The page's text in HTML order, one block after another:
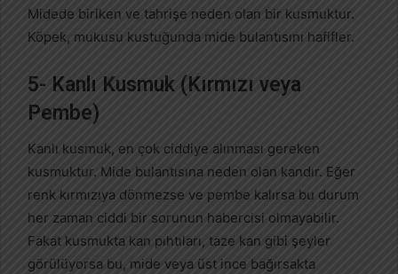
Midede biriken ve tahrişe neden olan bir kusmuktur.
Köpek, mukusu kustuğunda mide bulantısını hafifler.
5- Kanlı Kusmuk (Kırmızı veya
Pembe)
Kanlı kusmuk, en çok ciddiye alınması gereken
kusmuktur. Mide bulantısına neden olan kandır. Eğer
renk kırmızıya dönmezse ve pembe kalırsa bu durum
her zaman ciddi bir sorunun habercisi olmayabilir.
Fakat kusmukta kan pıhtıları, taze kan gibi şeyler
görülüyorsa bu, mide veya üst ince bağırsakta